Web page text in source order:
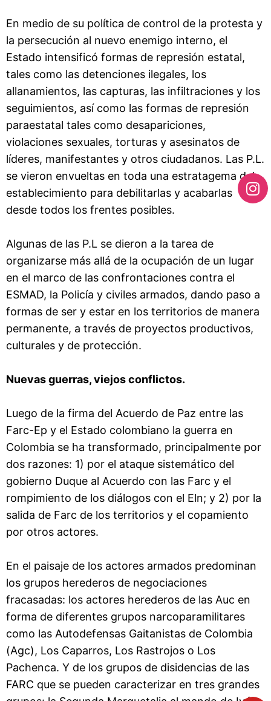
En medio de su política de control de la protesta y
la persecución al nuevo enemigo interno, el
Estado intensificó formas de represión estatal,
tales como las detenciones ilegales, los
allanamientos, las capturas, las infiltraciones y los
seguimientos, así como las formas de represión
paraestatal tales como desapariciones,
violaciones sexuales, torturas y asesinatos de
líderes, manifestantes y otros ciudadanos. Las P.L.
se vieron envueltas en toda una estratagema del
establecimiento para debilitarlas y acabarlas
desde todos los frentes posibles.
Algunas de las P.L se dieron a la tarea de
organizarse más allá de la ocupación de un lugar
en el marco de las confrontaciones contra el
ESMAD, la Policía y civiles armados, dando paso a
formas de ser y estar en los territorios de manera
permanente, a través de proyectos productivos,
culturales y de protección.
Nuevas guerras, viejos conflictos.
Luego de la firma del Acuerdo de Paz entre las
Farc-Ep y el Estado colombiano la guerra en
Colombia se ha transformado, principalmente por
dos razones: 1) por el ataque sistemático del
gobierno Duque al Acuerdo con las Farc y el
rompimiento de los diálogos con el Eln; y 2) por la
salida de Farc de los territorios y el copamiento
por otros actores.
En el paisaje de los actores armados predominan
los grupos herederos de negociaciones
fracasadas: los actores herederos de las Auc en
forma de diferentes grupos narcoparamilitares
como las Autodefensas Gaitanistas de Colombia
(Agc), Los Caparros, Los Rastrojos o Los
Pachenca. Y de los grupos de disidencias de las
FARC que se pueden caracterizar en tres grandes